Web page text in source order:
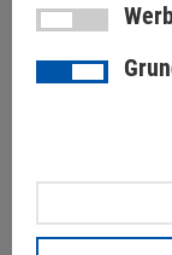
ATEN
Switch
Audio
140,00 €